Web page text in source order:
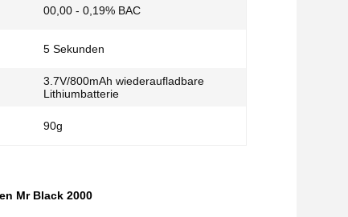
00,00 - 0,19% BAC
5 Sekunden
3.7V/800mAh wiederaufladbare
Lithiumbatterie
90g
Mr Black 2000